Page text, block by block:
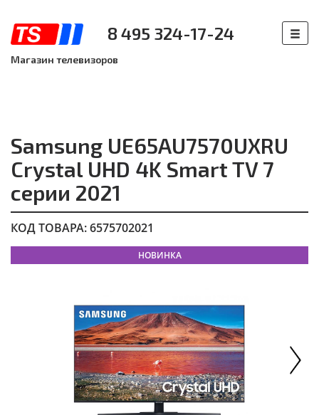
8 495 324-17-24
Магазин телевизоров
Samsung UE65AU7570UXRU
Crystal UHD 4K Smart TV 7
серии 2021
КОД ТОВАРА: 6575702021
НОВИНКА